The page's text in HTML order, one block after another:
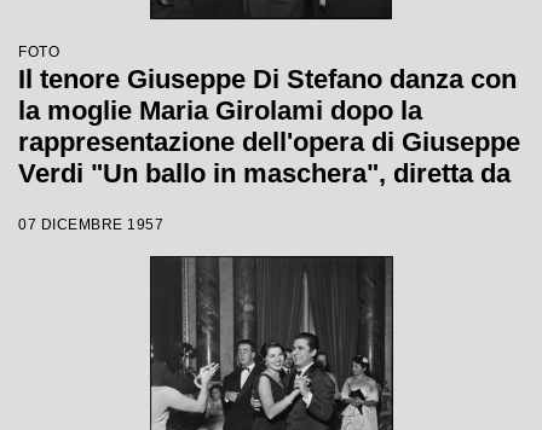
FOTO
Il tenore Giuseppe Di Stefano danza con
la moglie Maria Girolami dopo la
rappresentazione dell'opera di Giuseppe
Verdi "Un ballo in maschera", diretta da
Margherita Wallmann con la quale è
stata inaugurata la stagione lirica 1957-
1958 del Teatro alla Scala
07 DICEMBRE 1957